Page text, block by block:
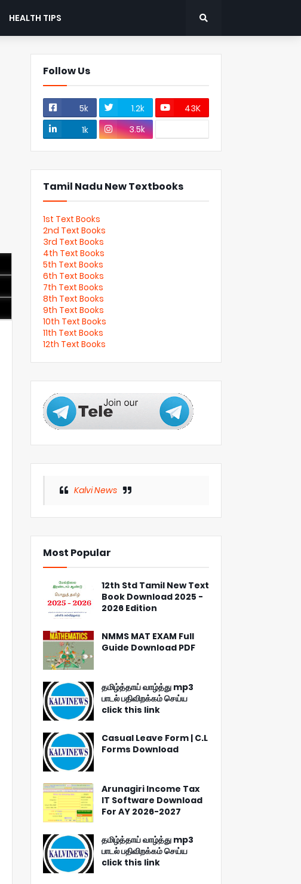
HEALTH TIPS
Follow Us
5k 1.2k
43K
1k
3.5k
Tamil Nadu New Textbooks
1st Text Books
2nd Text Books
3rd Text Books
4th Text Books
5th Text Books
6th Text Books
7th Text Books
8th Text Books
9th Text Books
10th Text Books
11th Text Books
12th Text Books
Kalvi News
Most Popular
12th Std Tamil New Text
Book Download 2025 -
2026 Edition
NMMS MAT EXAM Full
Guide Download PDF
தமிழ்த்தாய் வாழ்த்து mp3
பாடல் பதிவிறக்கம் செய்ய
click this link
Casual Leave Form | C.L
Forms Download
Arunagiri Income Tax
IT Software Download
For AY 2026-2027
தமிழ்த்தாய் வாழ்த்து mp3
பாடல் பதிவிறக்கம் செய்ய
click this link